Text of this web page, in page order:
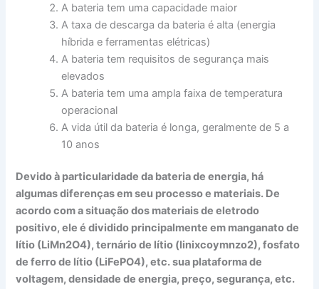
A bateria tem uma capacidade maior
A taxa de descarga da bateria é alta (energia
híbrida e ferramentas elétricas)
A bateria tem requisitos de segurança mais
elevados
A bateria tem uma ampla faixa de temperatura
operacional
A vida útil da bateria é longa, geralmente de 5 a
10 anos
Devido à particularidade da bateria de energia, há
algumas diferenças em seu processo e materiais. De
acordo com a situação dos materiais de eletrodo
positivo, ele é dividido principalmente em manganato de
lítio (LiMn2O4), ternário de lítio (linixcoymnzo2), fosfato
de ferro de lítio (LiFePO4), etc. sua plataforma de
voltagem, densidade de energia, preço, segurança, etc.